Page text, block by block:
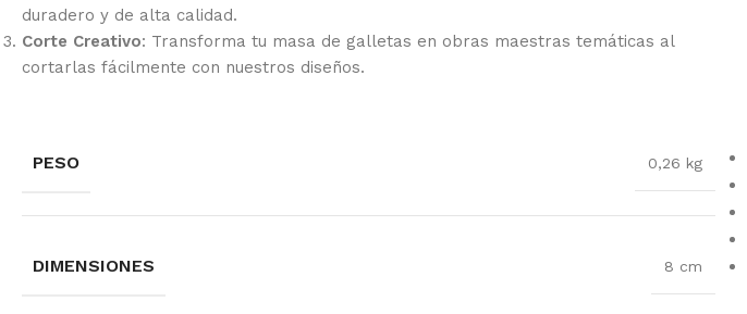
duradero y de alta calidad.
Corte Creativo: Transforma tu masa de galletas en obras maestras temáticas al
cortarlas fácilmente con nuestros diseños.
PESO 0,26 kg
DIMENSIONES 8 cm